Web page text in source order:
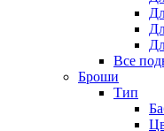
Все
Броши
Тип